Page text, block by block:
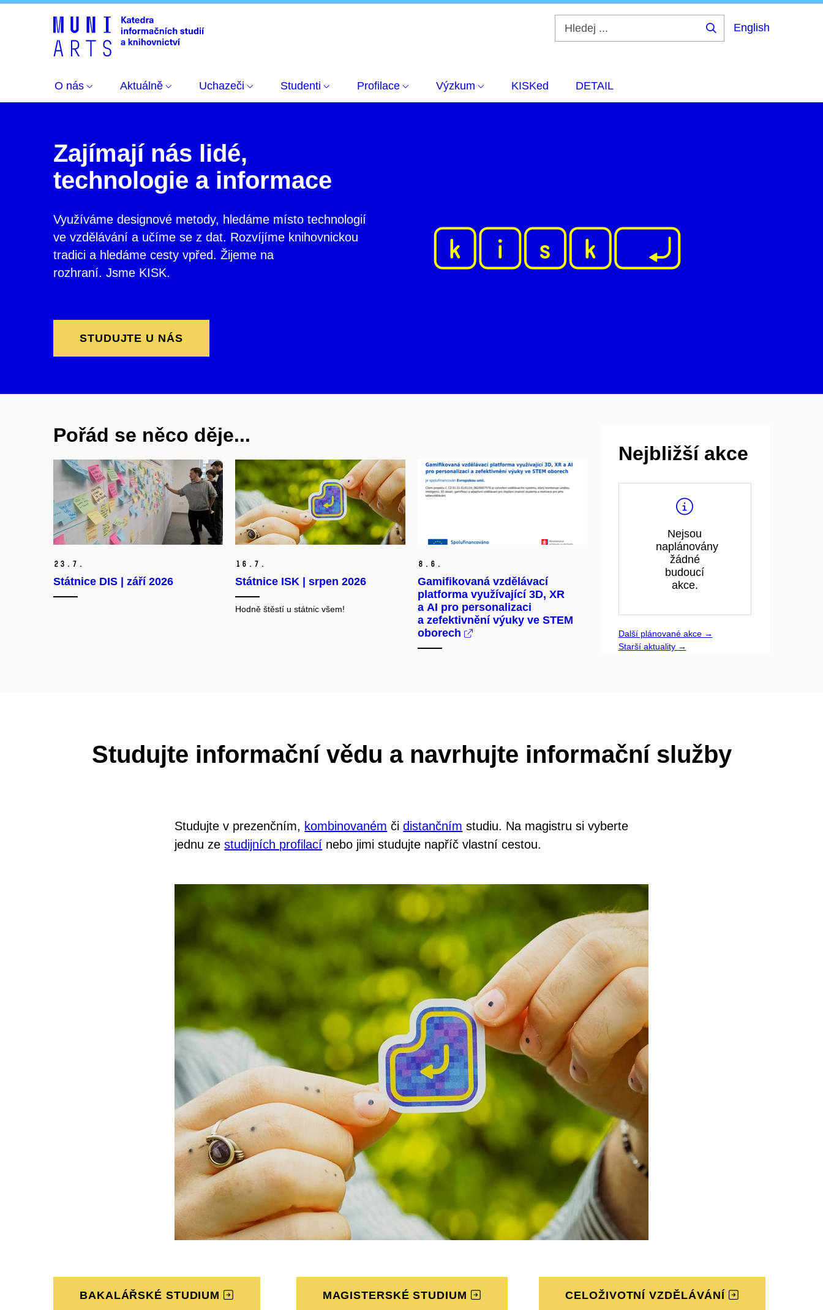
English
O nás Aktuálně Uchazeči Studenti Profilace Výzkum KISKed DETAIL
Zajímají nás lidé,
technologie a informace
Využíváme designové metody, hledáme místo technologií
ve vzdělávání a učíme se z dat. Rozvíjíme knihovnickou
tradici a hledáme cesty vpřed. Žijeme na
rozhraní. Jsme KISK.
STUDUJTE U NÁS
Pořád se něco děje...
23. 7.
Státnice DIS | září 2026
16. 7.
Státnice ISK | srpen 2026
Hodně štěstí u státnic všem!
8. 6.
Gamifikovaná vzdělávací
platforma využívající 3D, XR
a AI pro personalizaci
a zefektivnění výuky ve STEM
oborech
Nejbližší akce
Nejsou
naplánovány
žádné
budoucí
akce.
Další plánované akce →
Starší aktuality →
Studujte informační vědu a navrhujte informační služby
Studujte v prezenčním, kombinovaném čidistančním studiu. Na magistru si vyberte
jednu zestudijních profilací nebo jimi studujte napříč vlastní cestou.
BAKALÁŘSKÉ STUDIUM MAGISTERSKÉ STUDIUM CELOŽIVOTNÍ VZDĚLÁVÁNÍ